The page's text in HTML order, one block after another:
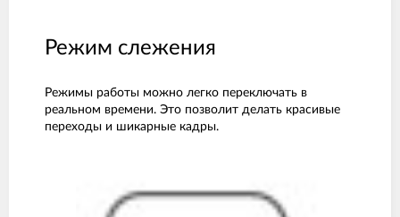
Режим слежения
Режимы работы можно легко переключать в
реальном времени. Это позволит делать красивые
переходы и шикарные кадры.